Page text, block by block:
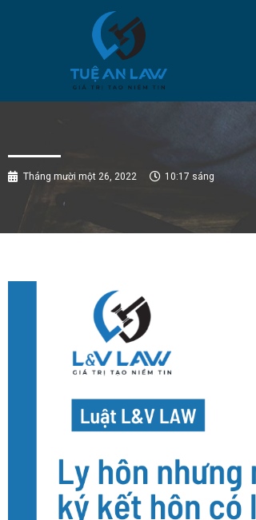
Tháng mười một 26, 2022 10:17 sáng